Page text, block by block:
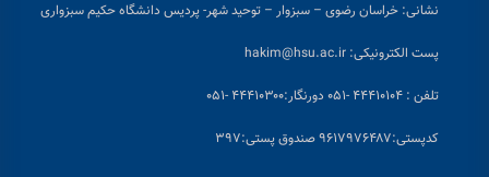
نشانی: خراسان رضوی – سبزوار – توحید شهر- پردیس دانشگاه حکیم سبزواری
پست الکترونیکی: hakim@hsu.ac.ir
تلفن : ۴۴۴۱۰۱۰۴ -۰۵۱ دورنگار:۴۴۴۱۰۳۰۰ -۰۵۱
کدپستی:۹۶۱۷۹۷۶۴۸۷ صندوق پستی:۳۹۷